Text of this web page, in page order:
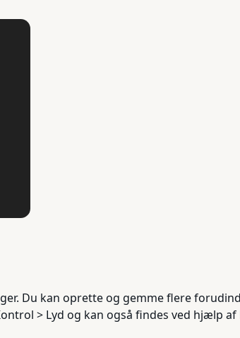
Du kan oprette og gemme flere
> Lyd og kan også findes ved hjælp